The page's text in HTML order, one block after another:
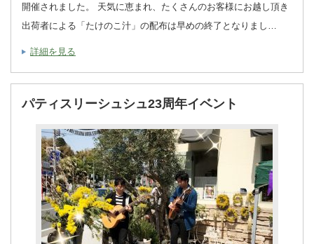
開催されました。 天気に恵まれ、たくさんのお客様にお越し頂き
出荷者による「たけのこ汁」の配布は早めの終了となりまし…
詳細を見る
パティスリーシュシュ23周年イベント